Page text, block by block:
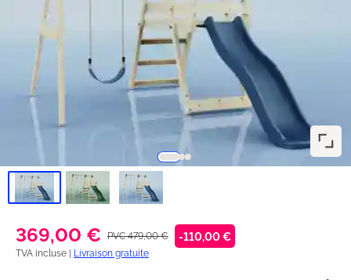
369,00 € PVC 479,00 € -110,00 €
TVA incluse | Livraison gratuite